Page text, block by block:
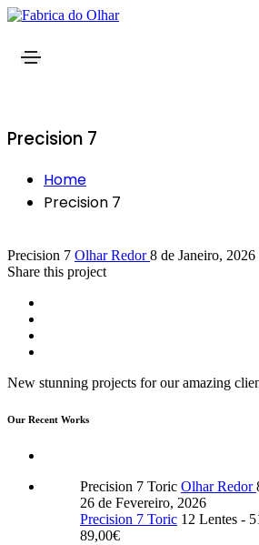
Precision 7
Home
Precision 7
Precision 7 Olhar Redor8 de Janeiro, 2026
Share this project
New stunning projects for our amazing
Our Recent Works
Precision 7 Toric Olhar Redor
26 de Fevereiro, 2026
Precision 7 Toric 12 Lentes -
89,00€